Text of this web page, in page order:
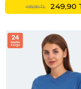
499,90 TL 249,90